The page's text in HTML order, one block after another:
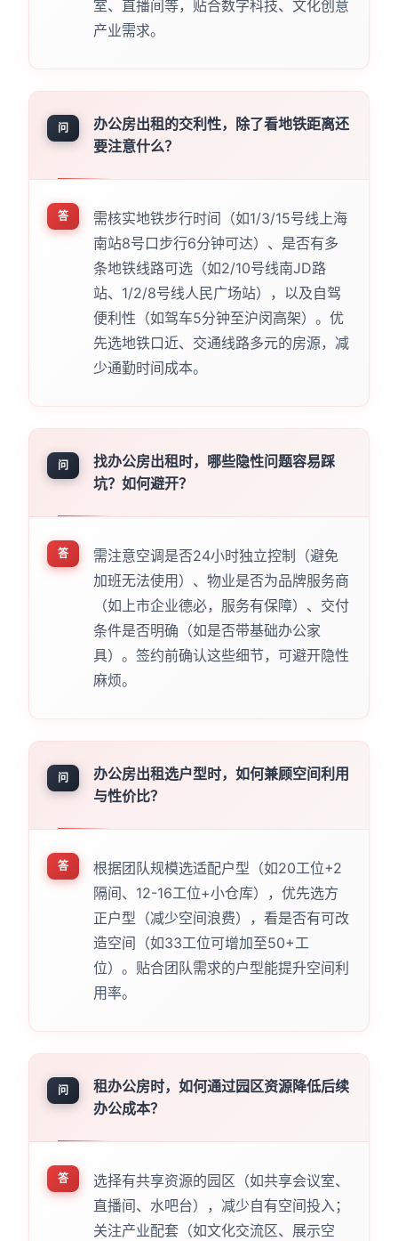
室、直播间等，贴合数字科技、文化创意
产业需求。
问
办公房出租的交利性，除了看地铁距离还
要注意什么？
答
需核实地铁步行时间（如1/3/15号线上海
南站8号口步行6分钟可达）、是否有多
条地铁线路可选（如2/10号线南JD路
站、1/2/8号线人民广场站），以及自驾
便利性（如驾车5分钟至沪闵高架）。优
先选地铁口近、交通线路多元的房源，减
少通勤时间成本。
问
找办公房出租时，哪些隐性问题容易踩
坑？如何避开？
答
需注意空调是否24小时独立控制（避免
加班无法使用）、物业是否为品牌服务商
（如上市企业德必，服务有保障）、交付
条件是否明确（如是否带基础办公家
具）。签约前确认这些细节，可避开隐性
麻烦。
问
办公房出租选户型时，如何兼顾空间利用
与性价比？
答
根据团队规模选适配户型（如20工位+2
隔间、12-16工位+小仓库），优先选方
正户型（减少空间浪费），看是否有可改
造空间（如33工位可增加至50+工
位）。贴合团队需求的户型能提升空间利
用率。
问
租办公房时，如何通过园区资源降低后续
办公成本？
答
选择有共享资源的园区（如共享会议室、
直播间、水吧台），减少自有空间投入；
关注产业配套（如文化交流区、展示空